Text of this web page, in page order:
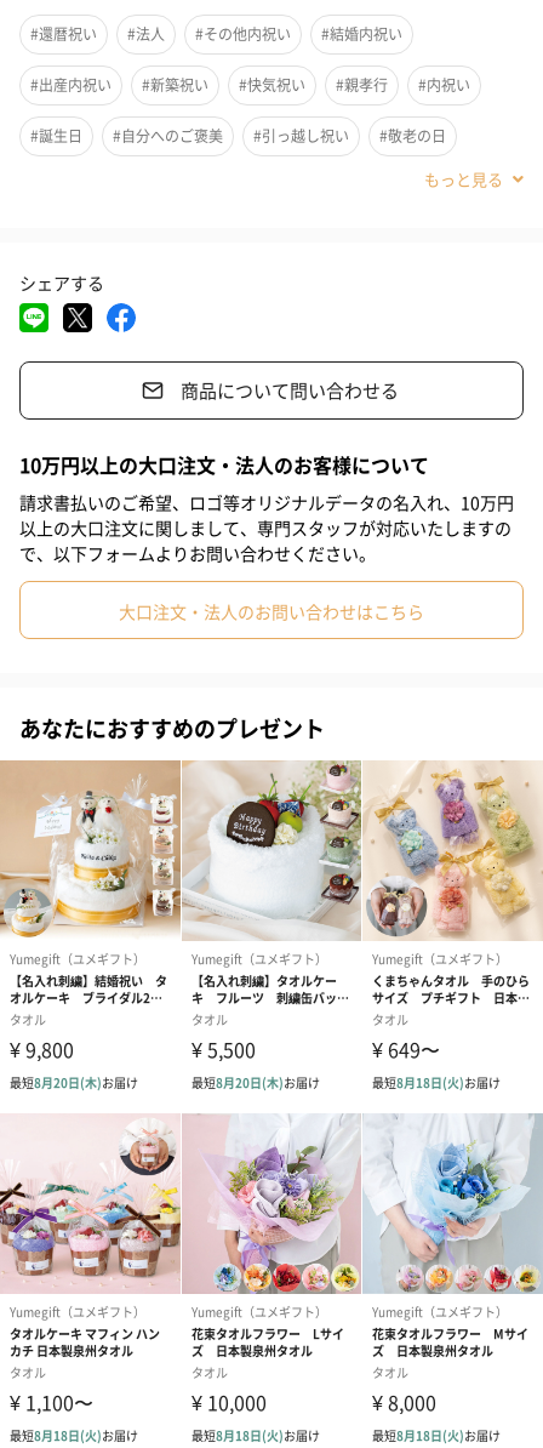
泉州タオルを花束に仕立てた”花束タオル”
飾った後はそのまま使える実用性も兼ね備えたギフトです。
ご希望にあわせてスタンドをお付けします！
ます。
選べるカラー
ピンク
ブルー
パープル
レッド
イエロー
Yumegift（ユメギフト）
#還暦祝い #法人 #その他内祝い #結婚内祝い
#出産内祝い #新築祝い #快気祝い #親孝行 #内祝い
#誕生日 #自分へのご褒美 #引っ越し祝い #敬老の日
#結婚祝い
#甥 #女子大学生
#取引先男性
#女友達 #男友達 #男性 #女性
#同僚女性 #同僚男性 #男子大学生 #20代前半 #20代後半
#30代 #40代 #50代 #60代 #70代 #80代 #90代
シェアする
商品について問い合わせる
10万円以上の大口注文・法人のお客様について
請求書払いのご希望、ロゴ等オリジナルデータの名入れ、10万円
以上の大口注文に関しまして、専門スタッフが対応いたしますの
で、以下フォームよりお問い合わせください。
大口注文・法人のお問い合わせはこちら
あなたにおすすめのプレゼント